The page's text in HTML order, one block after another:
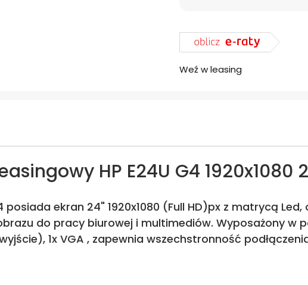
Weź w leasing
HP E24U G4 1920x1080
posiada ekran 24" 1920x1080 (Full HD)px z matrycą
do pracy biurowej i multimediów. Wyposażony w
1x VGA , zapewnia wszechstronność